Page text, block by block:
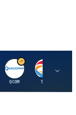
Q
QCOM
T
TTE